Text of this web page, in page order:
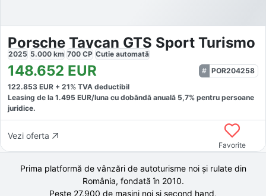
Porsche Taycan GTS Sport Turismo
2025 5.000 km 700 CP Cutie automată
148.652 EUR
POR204258
122.853 EUR + 21% TVA deductibil
Leasing de la 1.495 EUR/luna cu dobăndă anuală 5,7% pentru persoane
juridice.
Vezi oferta
Favorite
Prima platformă de vânzări de autoturisme noi și rulate din
România, fondată în 2010.
Peste 27.900 de mașini noi și second hand,